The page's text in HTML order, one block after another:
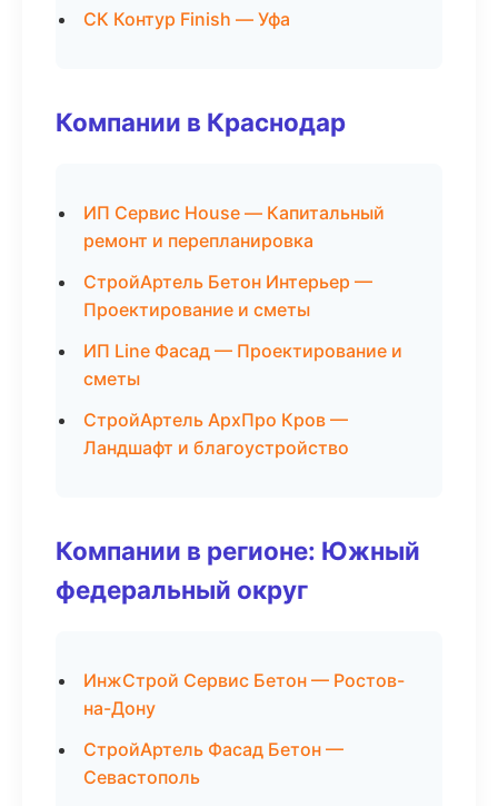
СК Контур Finish — Уфа
Компании в Краснодар
ИП Сервис House — Капитальный
ремонт и перепланировка
СтройАртель Бетон Интерьер —
Проектирование и сметы
ИП Line Фасад — Проектирование и
сметы
СтройАртель АрхПро Кров —
Ландшафт и благоустройство
Компании в регионе: Южный
федеральный округ
ИнжСтрой Сервис Бетон — Ростов-
на-Дону
СтройАртель Фасад Бетон —
Севастополь